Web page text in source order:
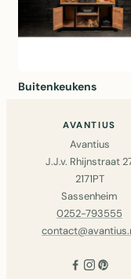
Buitenkeukens
AVANTIUS
Avantius
J.J.v. Rhijnstraat
2171PT
Sassenheim
0252-793555